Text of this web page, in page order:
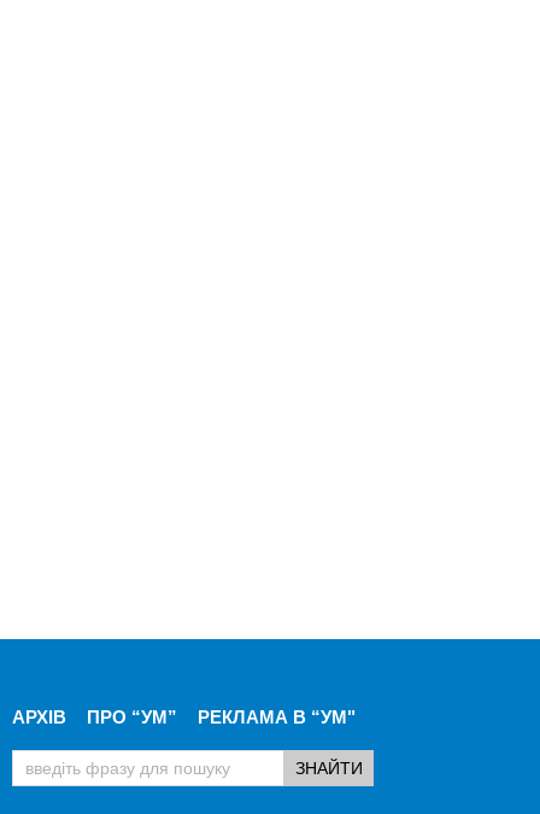
АРХІВ ПРО “УМ” РЕКЛАМА В “УМ"